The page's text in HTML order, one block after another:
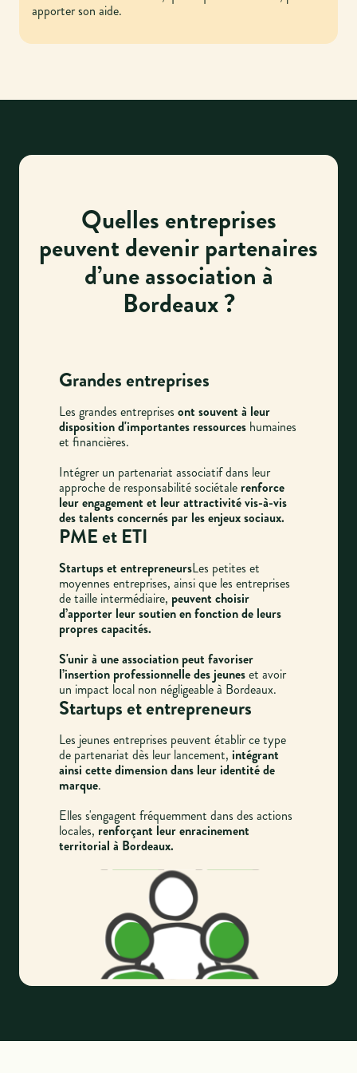
apporter son aide.
Quelles entreprises
peuvent devenir partenaires
d’une association à
Bordeaux ?
Grandes entreprises
Les grandes entreprises ont souvent à leur
disposition d'importantes ressources humaines
et financières.
Intégrer un partenariat associatif dans leur
approche de responsabilité sociétale renforce
leur engagement et leur attractivité vis-à-vis
des talents concernés par les enjeux sociaux.
PME et ETI
Startups et entrepreneursLes petites et
moyennes entreprises, ainsi que les entreprises
de taille intermédiaire, peuvent choisir
d’apporter leur soutien en fonction de leurs
propres capacités.
S'unir à une association peut favoriser
l’insertion professionnelle des jeuneset avoir
un impact local non négligeable à Bordeaux.
Startups et entrepreneurs
Les jeunes entreprises peuvent établir ce type
de partenariat dès leur lancement, intégrant
ainsi cette dimension dans leur identité de
marque.
Elles s'engagent fréquemment dans des actions
locales, renforçant leur enracinement
territorial à Bordeaux.